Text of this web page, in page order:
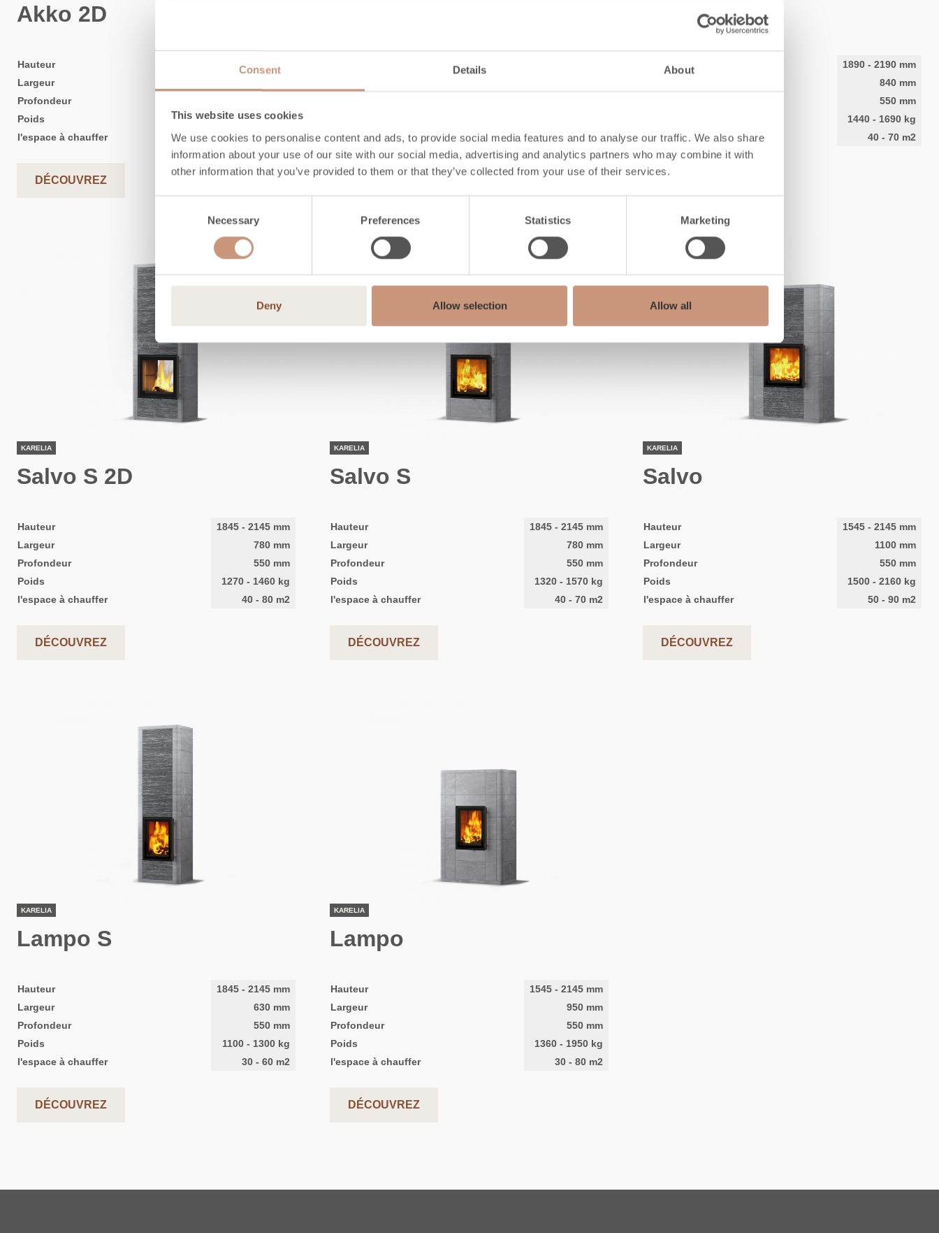
Consent Details About
This website uses cookies
We use cookies to personalise content and ads, to provide social media features and to analyse our traffic. We also share
information about your use of our site with our social media, advertising and analytics partners who may combine it with
other information that you’ve provided to them or that they’ve collected from your use of their services.
Necessary Preferences Statistics Marketing
Deny Allow selection Allow all
Akko 2D
Hauteur 1935-2235
mm
Largeur
Profondeur
Poids
1860-2300kg
l'espace à chauffer
55-80m2
DÉCOUVREZ
l'espace à chauffer
50-90 m2
Laivo S
Hauteur 1890 - 2190mm
840mm
550mm
1440 - 1690kg
l'espace à chauffer
40 - 70m2
KARELIA
Salvo S 2D
Hauteur 1845 - 2145 mm
Largeur
780 mm
Profondeur
550 mm
Poids
1270 - 1460 kg
l'espace à chauffer
40 - 80 m2
DÉCOUVREZ
KARELIA
Salvo S
Hauteur 1845 - 2145mm
Largeur
780mm
Profondeur
550mm
Poids
1320 - 1570kg
l'espace à chauffer
40 - 70m2
DÉCOUVREZ
KARELIA
Salvo
Hauteur 1545 - 2145mm
Largeur
1100mm
Profondeur
550mm
Poids
1500 - 2160kg
l'espace à chauffer
50 - 90m2
DÉCOUVREZ
KARELIA
Lampo S
Hauteur 1845 - 2145 mm
Largeur
630 mm
Profondeur
550 mm
Poids
1100 - 1300 kg
l'espace à chauffer
30 - 60 m2
DÉCOUVREZ
KARELIA
Lampo
Hauteur 1545 - 2145mm
Largeur
950mm
Profondeur
550mm
Poids
1360 - 1950kg
l'espace à chauffer
30 - 80m2
DÉCOUVREZ